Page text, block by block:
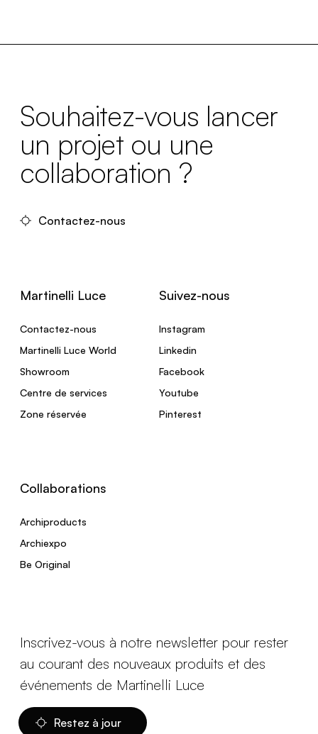
Souhaitez-vous lancer
un projet ou une
collaboration ?
Contactez-nous
Martinelli Luce
Contactez-nous
Martinelli Luce World
Showroom
Centre de services
Zone réservée
Suivez-nous
Instagram
Linkedin
Facebook
Youtube
Pinterest
Collaborations
Archiproducts
Archiexpo
Be Original
Inscrivez-vous à notre newsletter pour rester
au courant des nouveaux produits et des
événements de Martinelli Luce
Restez à jour